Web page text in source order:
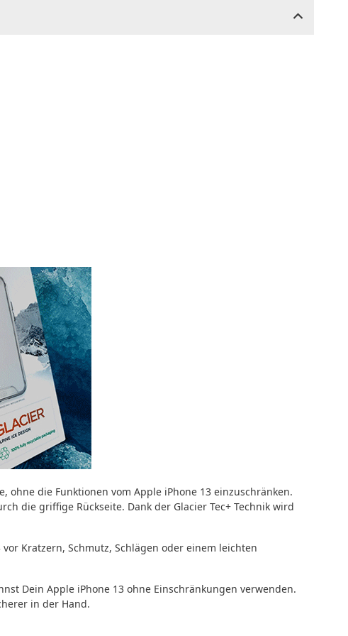
ohne die Funktionen vom Apple iPhone 13 einzuschränken.
die griffige Rückseite. Dank der Glacier Tec+ Technik wird
Kratzern, Schmutz, Schlägen oder einem leichten
Dein Apple iPhone 13 ohne Einschränkungen verwenden.
in der Hand.